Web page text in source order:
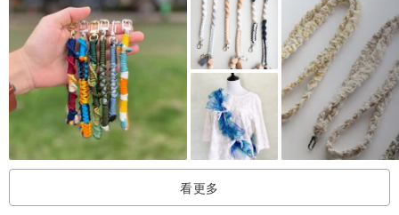
把手機帶在身上，
不用再擔心遺失手機
不用再在袋內一直找不到手機（經常這樣...😹 )
輕鬆隨時滑動手機，輕鬆出走～～
連AIRPODS都可扣上去～真正解放雙手！
看更多